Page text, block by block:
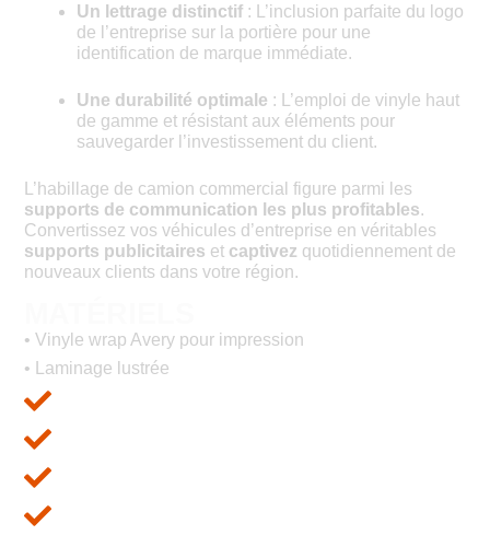
Un lettrage distinctif : L’inclusion parfaite du logo
de l’entreprise sur la portière pour une
identification de marque immédiate.
Une durabilité optimale : L’emploi de vinyle haut
de gamme et résistant aux éléments pour
sauvegarder l’investissement du client.
L’habillage de camion commercial figure parmi les
supports de communication les plus profitables.
Convertissez vos véhicules d’entreprise en véritables
supports publicitaires et captivez quotidiennement de
nouveaux clients dans votre région.
• Vinyle wrap Avery pour impression
• Laminage lustrée